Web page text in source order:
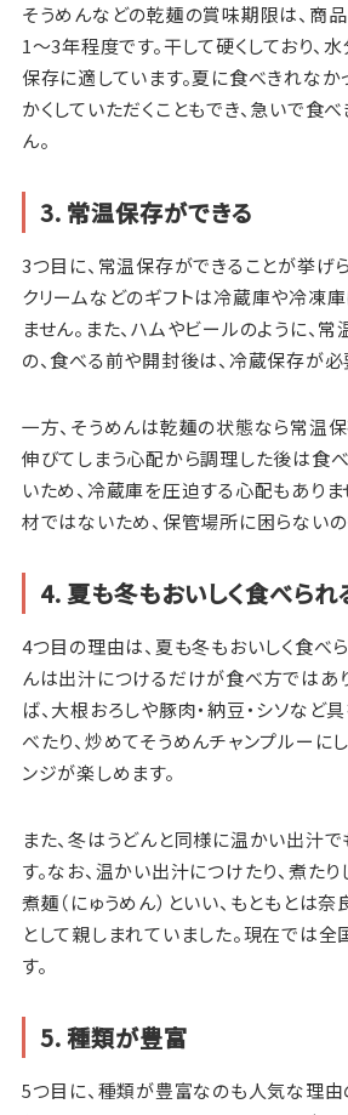
そうめんなどの乾麺の賞味期限は、商品
1～3年程度です。干して硬くしており、
保存に適しています。夏に食べきれなか
かくしていただくこともでき、急いで食
ん。
3. 常温保存ができる
3つ目に、常温保存ができることが挙げ
クリームなどのギフトは冷蔵庫や冷凍
ません。また、ハムやビールのように、
の、食べる前や開封後は、冷蔵保存が必
一方、そうめんは乾麺の状態なら常温保
伸びてしまう心配から調理した後は食
いため、冷蔵庫を圧迫する心配もありま
材ではないため、保管場所に困らないの
4. 夏も冬もおいしく食べられ
4つ目の理由は、夏も冬もおいしく食べ
んは出汁につけるだけが食べ方ではあ
ば、大根おろしや豚肉・納豆・シソなど
べたり、炒めてそうめんチャンプルーに
ンジが楽しめます。
また、冬はうどんと同様に温かい出汁
す。なお、温かい出汁につけたり、煮た
煮麺（にゅうめん）といい、もともとは
として親しまれていました。現在では
す。
5. 種類が豊富
5つ目に、種類が豊富なのも人気な理由